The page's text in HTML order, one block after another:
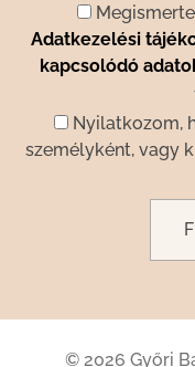
Adatkezelési
kapcsolódó
Nyilatkozom,
személyként, vagy
© 2026 Győri